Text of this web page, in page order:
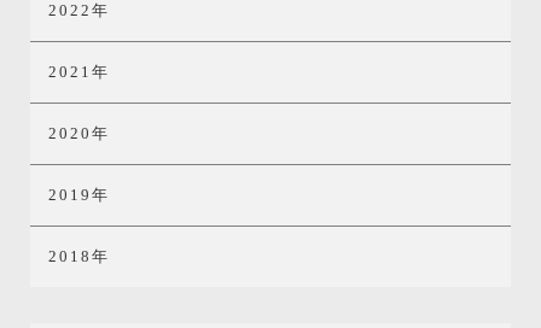
2022年
2021年
2020年
2019年
2018年